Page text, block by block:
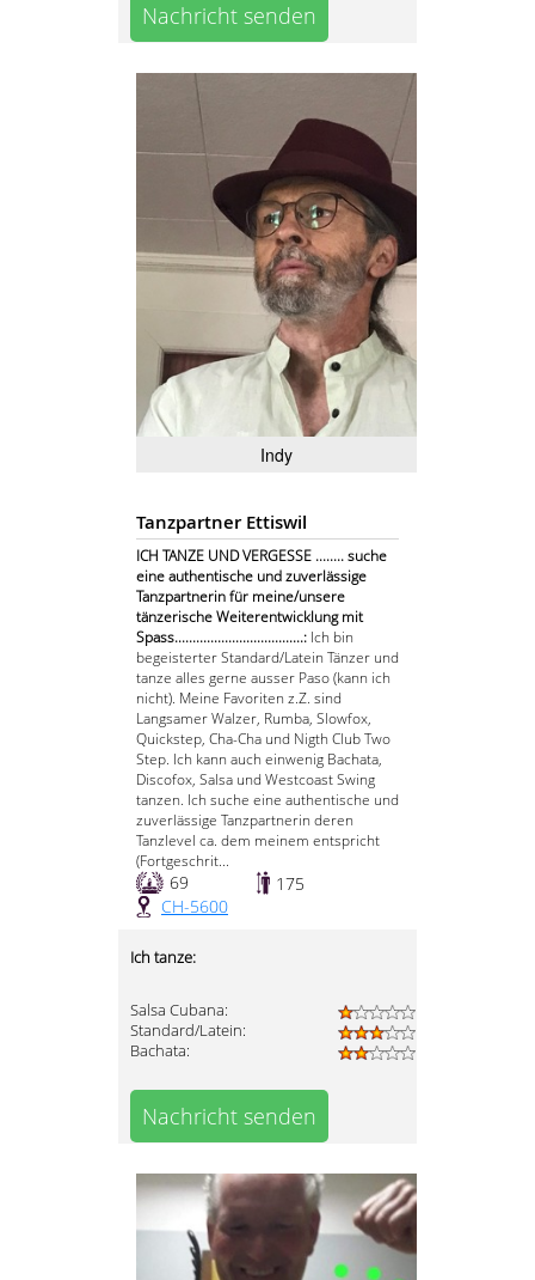
Nachricht senden
Indy
Tanzpartner Ettiswil
ICH TANZE UND VERGESSE ........ suche
eine authentische und zuverlässige
Tanzpartnerin für meine/unsere
tänzerische Weiterentwicklung mit
Spass....................................: Ich bin
begeisterter Standard/Latein Tänzer und
tanze alles gerne ausser Paso (kann ich
nicht). Meine Favoriten z.Z. sind
Langsamer Walzer, Rumba, Slowfox,
Quickstep, Cha-Cha und Nigth Club Two
Step. Ich kann auch einwenig Bachata,
Discofox, Salsa und Westcoast Swing
tanzen. Ich suche eine authentische und
zuverlässige Tanzpartnerin deren
Tanzlevel ca. dem meinem entspricht
(Fortgeschrit...
69
175
CH-5600
Ich tanze:
Salsa Cubana:
Standard/Latein:
Bachata:
Nachricht senden